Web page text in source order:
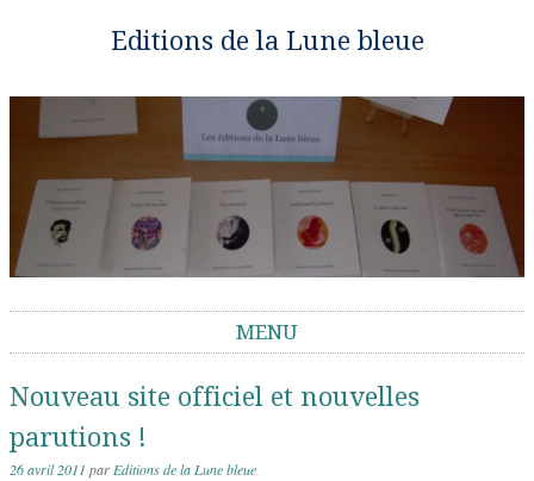
Editions de la Lune bleue
MENU
Nouveau site officiel et nouvelles
parutions !
26 avril 2011 parEditions de la Lune bleue